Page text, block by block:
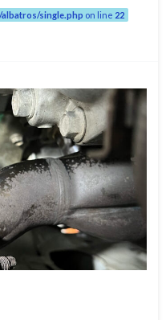
single.php on line 22